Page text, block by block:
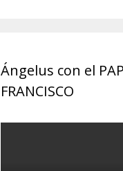
Ángelus con el
FRANCISCO